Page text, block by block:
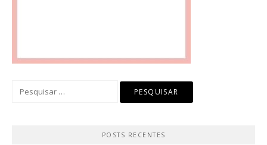
POSTS RECENTES